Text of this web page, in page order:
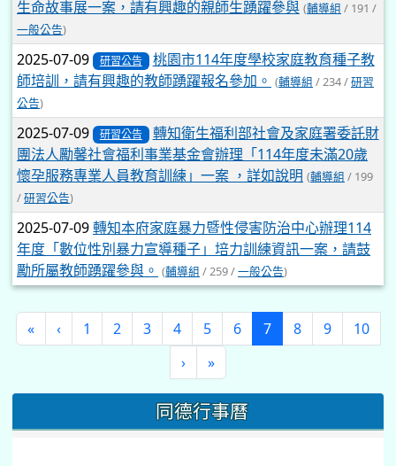
生命故事展一案，請有興趣的親師生踴躍參與 (輔導組 / 191 /
一般公告)
2025-07-09 研習公告
桃園市114年度學校家庭教育種子教
師培訓，請有興趣的教師踴躍報名參加。 (輔導組 / 234 /研習
公告)
2025-07-09 研習公告
轉知衛生福利部社會及家庭署委託財
團法人勵馨社會福利事業基金會辦理「114年度未滿20歲
懷孕服務專業人員教育訓練」一案 ，詳如說明 (輔導組 / 199
/研習公告)
2025-07-09轉知本府家庭暴力暨性侵害防治中心辦理114
年度「數位性別暴力宣導種子」培力訓練資訊一案，請鼓
勵所屬教師踴躍參與。 (輔導組 / 259 /一般公告)
« ‹ 1 2 3 4 5 6 7(current)
8 9
10
›
»
同德行事曆